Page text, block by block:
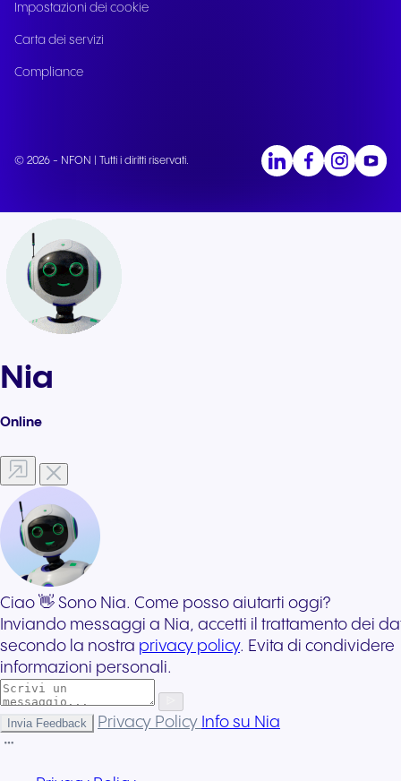
Impostazioni dei cookie
Carta dei servizi
Compliance
© 2026 - NFON | Tutti i diritti riservati.